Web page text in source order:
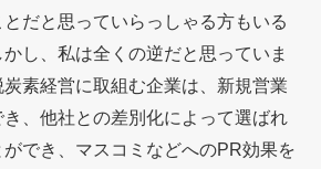
だと思っていらっしゃる方もいる
し、私は全くの逆だと思っていま
素経営に取組む企業は、新規営業
、他社との差別化によって選ばれ
でき、マスコミなどへのPR効果を